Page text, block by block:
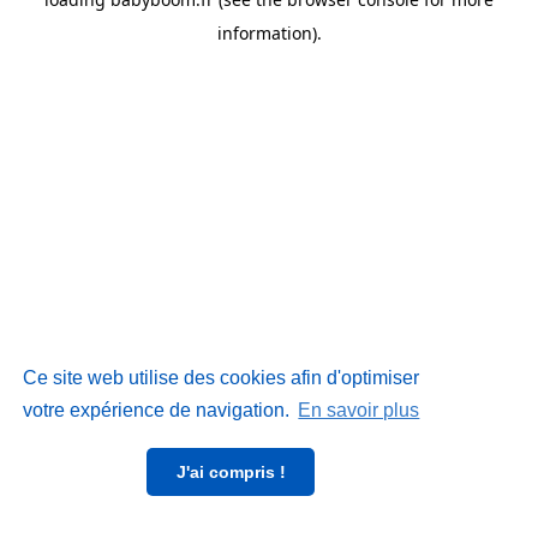
Ce site web utilise des cookies afin d'optimiser
votre expérience de navigation. En savoir plus
J'ai compris !
information).